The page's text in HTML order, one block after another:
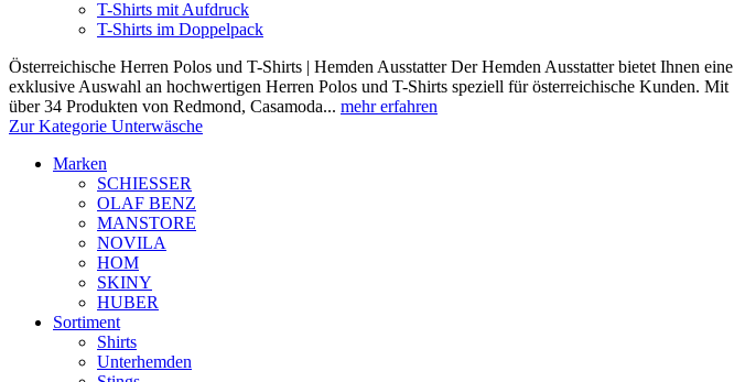
T-Shirts mit Aufdruck
T-Shirts im Doppelpack
Österreichische Herren Polos und T-Shirts | Hemden Ausstatter Der Hemden Ausstatter bietet Ihnen eine
exklusive Auswahl an hochwertigen Herren Polos und T-Shirts speziell für österreichische Kunden. Mit
über 34 Produkten von Redmond, Casamoda... mehr erfahren
Zur Kategorie Unterwäsche
Marken
SCHIESSER
OLAF BENZ
MANSTORE
NOVILA
HOM
SKINY
HUBER
Sortiment
Shirts
Unterhemden